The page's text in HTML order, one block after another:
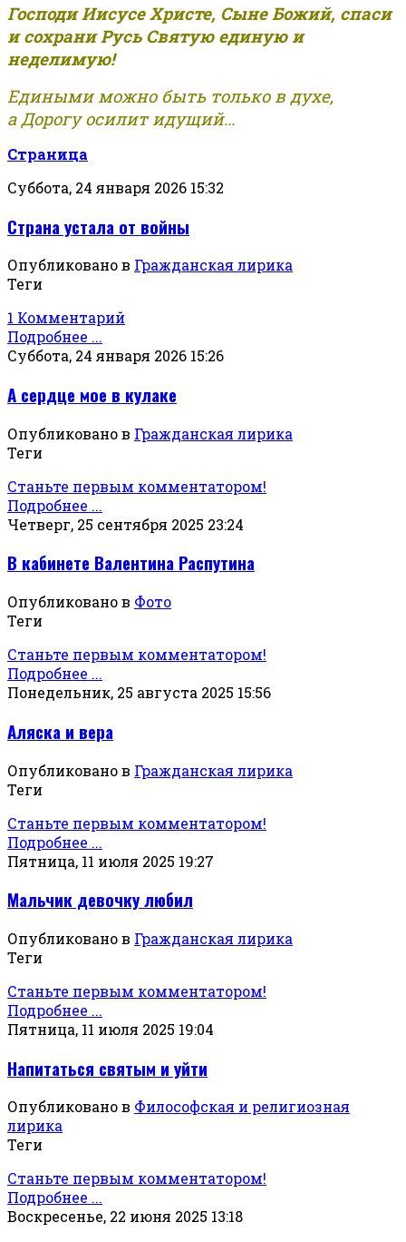
Господи Иисусе Христе, Сыне Божий, спаси
и сохрани Русь Святую единую и
неделимую!
Едиными можно быть только в духе,
а Дорогу осилит идущий...
Страница
Суббота, 24 января 2026 15:32
Страна устала от войны
Опубликовано в Гражданская лирика
Теги
1 Комментарий
Подробнее ...
Суббота, 24 января 2026 15:26
А сердце мое в кулаке
Опубликовано в Гражданская лирика
Теги
Станьте первым комментатором!
Подробнее ...
Четверг, 25 сентября 2025 23:24
В кабинете Валентина Распутина
Опубликовано в Фото
Теги
Станьте первым комментатором!
Подробнее ...
Понедельник, 25 августа 2025 15:56
Аляска и вера
Опубликовано в Гражданская лирика
Теги
Станьте первым комментатором!
Подробнее ...
Пятница, 11 июля 2025 19:27
Мальчик девочку любил
Опубликовано в Гражданская лирика
Теги
Станьте первым комментатором!
Подробнее ...
Пятница, 11 июля 2025 19:04
Напитаться святым и уйти
Опубликовано в Философская и религиозная
лирика
Теги
Станьте первым комментатором!
Подробнее ...
Воскресенье, 22 июня 2025 13:18